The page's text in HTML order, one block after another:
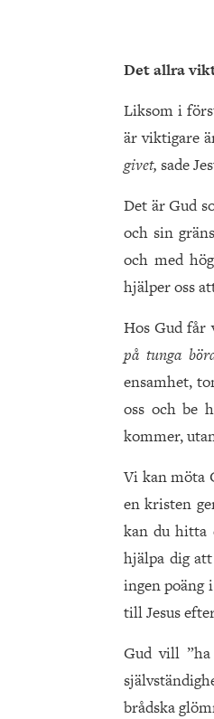
Det allra
Liksom i
är viktigare
givet, sade
Det är Gud
och sin
och med
hjälper oss
Hos Gud får
på tunga
ensamhet,
oss och be
kommer,
Vi kan möta
en kristen
kan du hitta
hjälpa dig
ingen poäng
till Jesus
Gud vill
brådska